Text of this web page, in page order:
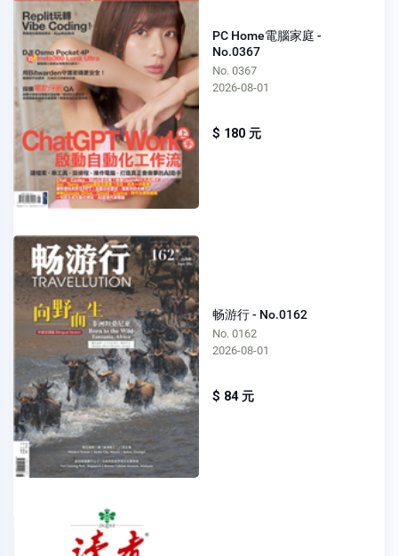
PC Home電腦家庭 -
No.0367
No. 0367
2026-08-01
$ 180 元
畅游行 - No.0162
No. 0162
2026-08-01
$ 84 元